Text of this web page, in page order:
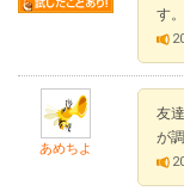
す。
あめちよ
友
が